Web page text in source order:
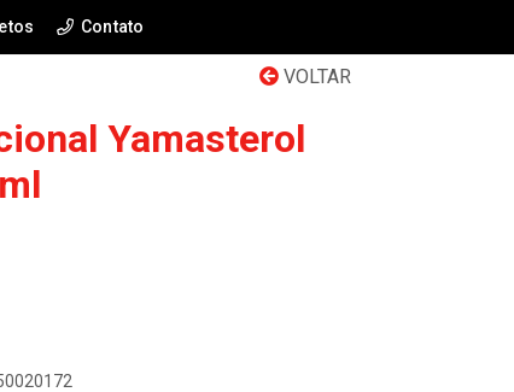
Contato
VOLTAR
Yamasterol